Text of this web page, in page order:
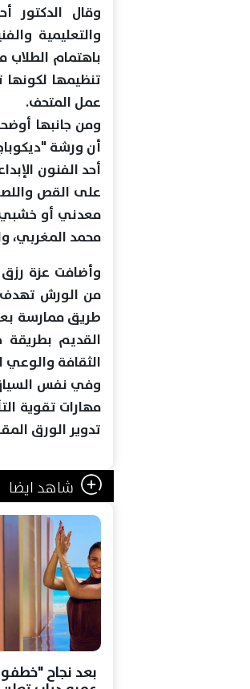
وقال الدكتور
والتعليمية
باهتمام الطلاب
تنظيمها
عمل المتحف.
ومن جانبها
أحد الفنون
على القص
معدني أو خشبي،
محمد المغربي،
وأضافت عزة رزق
من الورش تهدف
طريق ممارسة
القديم
الثقافة والوعي
وفي نفس السياق
مهارات تقوية
تدوير الورق
شاهد ايضا
بعد نجاح